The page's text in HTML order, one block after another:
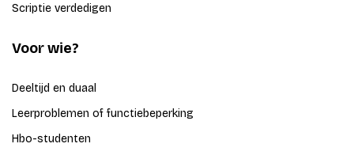
Scriptie verdedigen
Voor wie?
Deeltijd en duaal
Leerproblemen of functiebeperking
Hbo-studenten